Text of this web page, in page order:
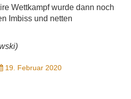
Wettkampf wurde dann noch
Imbiss und netten
19. Februar 2020